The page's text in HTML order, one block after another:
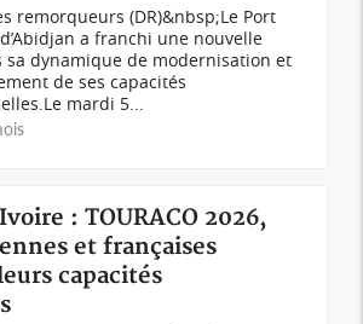
remorqueurs (DR)&nbsp;Le Port
a franchi une nouvelle
sa dynamique de modernisation et
de ses capacités
mardi 5...
: TOURACO 2026,
et françaises
capacités